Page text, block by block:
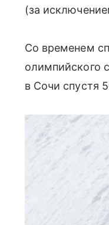
(за
Со временем
олимпийского
в Сочи спустя